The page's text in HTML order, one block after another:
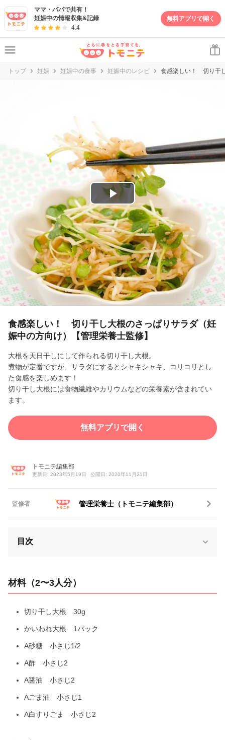
ママ・パパで共有！
妊娠中の情報収集&記録
4.4
無料アプリで開く
トップ 妊娠 妊娠中の食事 妊娠中のレシピ 食感楽しい！ 切り干
P
l
a
y
V
i
d
e
o
食感楽しい！ 切り干し大根のさっぱりサラダ（妊
娠中の方向け）【管理栄養士監修】
大根を天日干しにして作られる切り干し大根。
煮物が定番ですが、サラダにするとシャキシャキ、コリコリとし
た食感を楽しめます！
切り干し大根には食物繊維やカリウムなどの栄養素が含まれてい
ます。
無料アプリで開く
トモニテ編集部
更新日: 2023年5月19日 公開日: 2020年11月21日
監修者 管理栄養士（トモニテ編集部）
目次
材料（2〜3人分）
切り干し大根 30g
かいわれ大根 1パック
A砂糖 小さじ1/2
A酢 小さじ2
A醤油 小さじ2
Aごま油 小さじ1
A白すりごま 小さじ2
妊娠・出産・子育て情報サイト | トモニテ